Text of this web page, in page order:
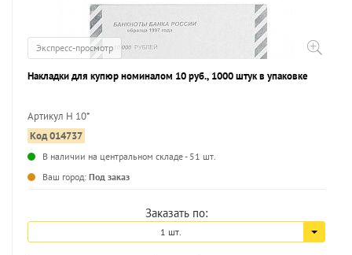
Экспресс-просмотр
Накладки для купюр номиналом 10 руб., 1000 штук в упаковке
Артикул Н 10*
Код 014737
В наличии на центральном складе - 51 шт.
Ваш город: Под заказ
Заказать по:
1 шт.